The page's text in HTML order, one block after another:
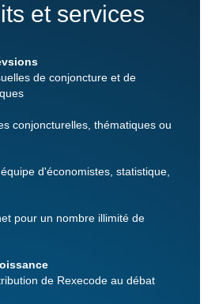
et services
de conjoncture et de
conjoncturelles, thématiques ou
d'économistes, statistique,
pour un nombre illimité de
de Rexecode au débat